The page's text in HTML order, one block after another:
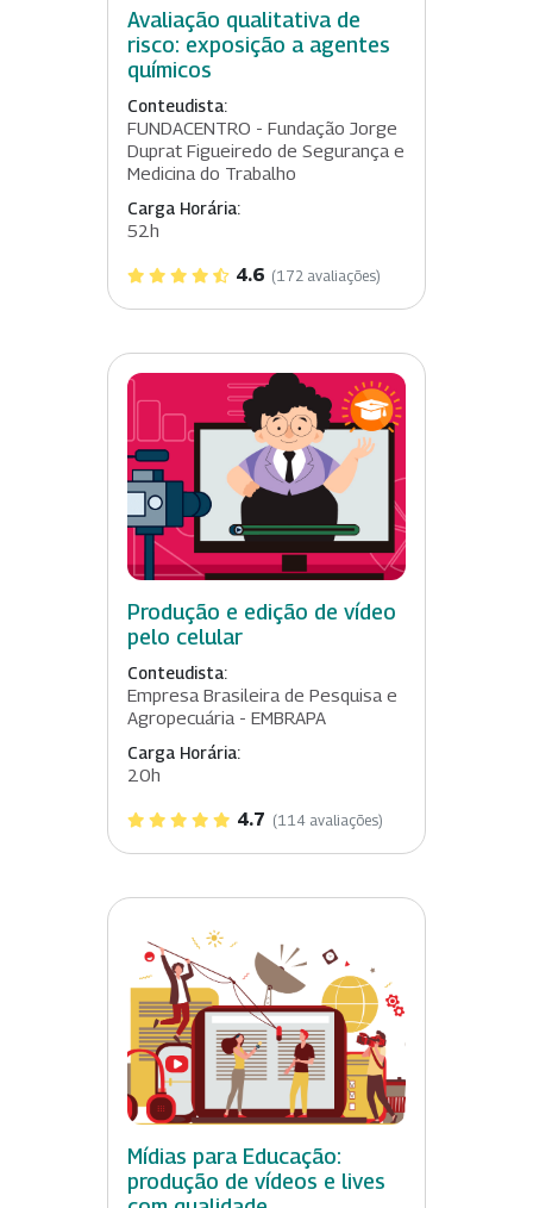
Avaliação qualitativa de
risco: exposição a agentes
químicos
Conteudista:
FUNDACENTRO - Fundação Jorge
Duprat Figueiredo de Segurança e
Medicina do Trabalho
Carga Horária:
52h
4.6 (172 avaliações)
Produção e edição de vídeo
pelo celular
Conteudista:
Empresa Brasileira de Pesquisa e
Agropecuária - EMBRAPA
Carga Horária:
20h
4.7 (114 avaliações)
Mídias para Educação:
produção de vídeos e lives